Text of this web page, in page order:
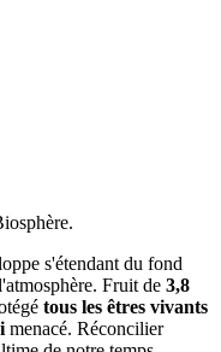
s'étendant du fond
Fruit de 3,8
tous les êtres vivants
menacé. Réconcilier